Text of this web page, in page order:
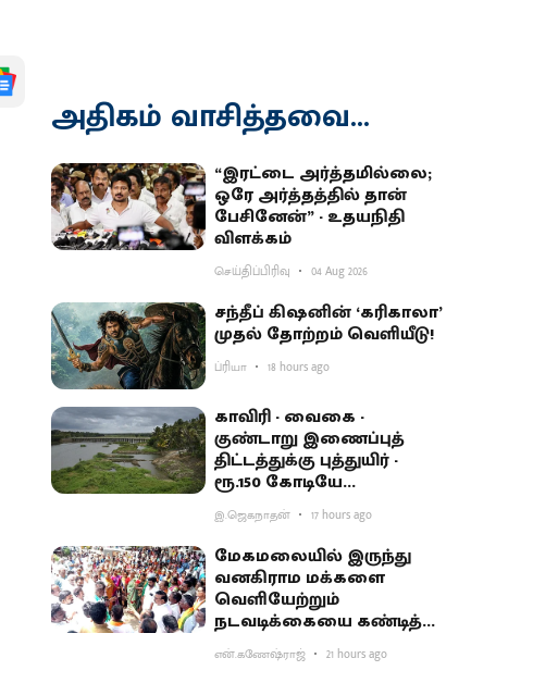
அதிகம் வாசித்தவை...
“இரட்டை அர்த்தமில்லை;
ஒரே அர்த்தத்தில் தான்
பேசினேன்” - உதயநிதி
விளக்கம்
செய்திப்பிரிவு 04 Aug 2026
சந்தீப் கிஷனின் ‘கரிகாலா’
முதல் தோற்றம் வெளியீடு!
ப்ரியா 18 hours ago
காவிரி - வைகை -
குண்டாறு இணைப்புத்
திட்டத்துக்கு புத்துயிர் -
ரூ.150 கோடியே
ஒதுக்கியதால் விவசாயிகள்
ஏமாற்றம்
இ.ஜெகநாதன் 17 hours ago
மேகமலையில் இருந்து
வனகிராம மக்களை
வெளியேற்றும்
நடவடிக்கையை கண்டித்து
ஆர்ப்பாட்டம்
என்.கணேஷ்ராஜ் 21 hours ago